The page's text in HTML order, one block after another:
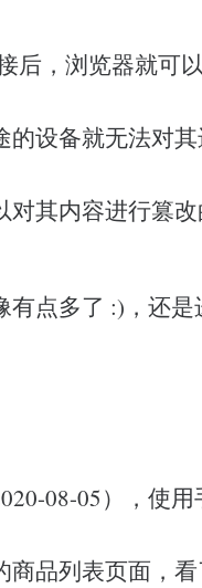
后，浏览器就可
的设备就无法对
其内容进行篡改
点多了 :)，还是
08-05），使
商品列表页面，